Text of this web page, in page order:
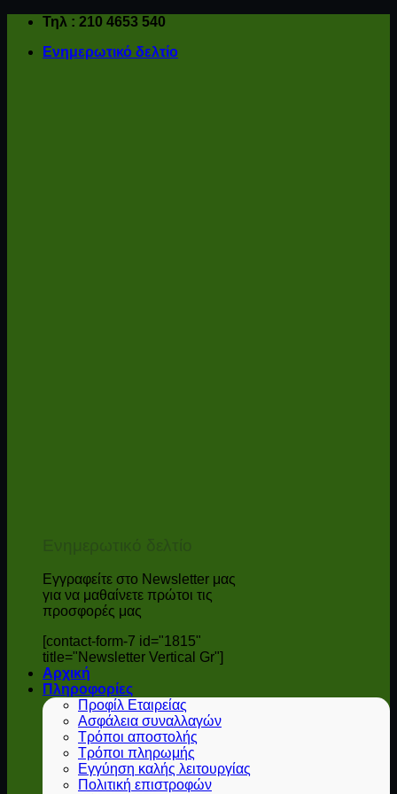
Μετάβαση
περιεχόμενο
Τηλ : 210 4653 540
Ενημερωτικό δελτίο
Εγγραφείτε στο Newsletter μας
για να μαθαίνετε πρώτοι τις
προσφορές μας
[contact-form-7 id="1815"
title="Newsletter Vertical Gr"]
Αρχική
Πληροφορίες
Προφίλ Εταιρείας
Ασφάλεια συναλλαγών
Τρόποι αποστολής
Τρόποι πληρωμής
Εγγύηση καλής λειτουργίας
Πολιτική επιστροφών